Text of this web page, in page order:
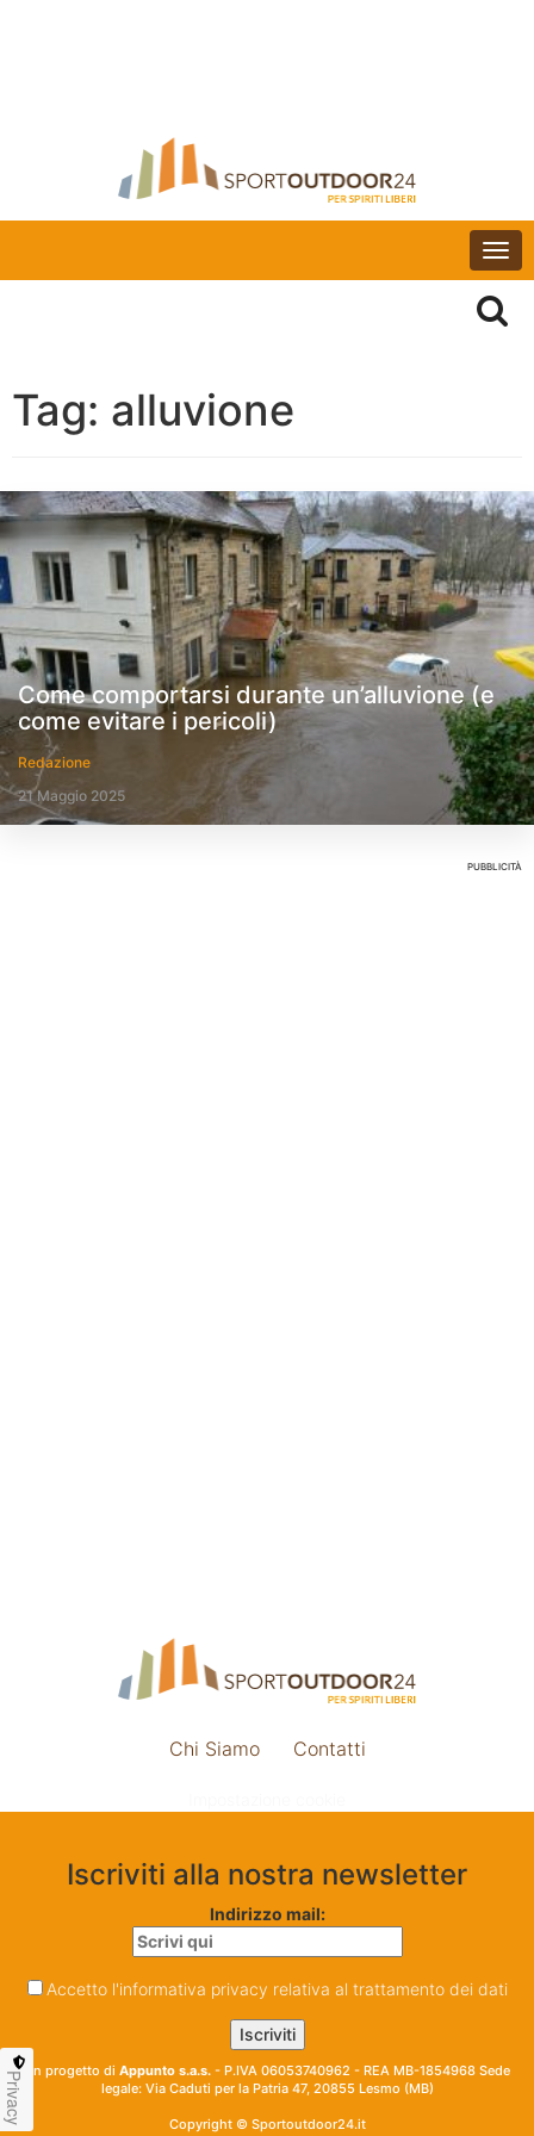
Tag: alluvione
Come comportarsi durante un’alluvione (e
come evitare i pericoli)
Redazione
21 Maggio 2025
PUBBLICITÀ
Chi Siamo Contatti
Iscriviti alla nostra newsletter
Indirizzo mail:
Accetto l'informativa privacy relativa al trattamento dei dati
Un progetto di Appunto s.a.s. - P.IVA 06053740962 - REA MB-1854968 Sede
legale: Via Caduti per la Patria 47, 20855 Lesmo (MB)
Copyright © Sportoutdoor24.it
Privacy